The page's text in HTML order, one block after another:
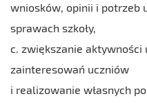
wniosków, opinii i potrzeb
sprawach szkoły,
c. zwiększanie
zainteresowań uczniów
i realizowanie własnych